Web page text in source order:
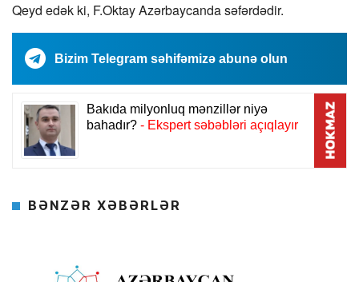
Qeyd edək ki, F.Oktay Azərbaycanda səfərdədir.
Bizim Telegram səhifəmizə abunə olun
BƏNZƏR XƏBƏRLƏR